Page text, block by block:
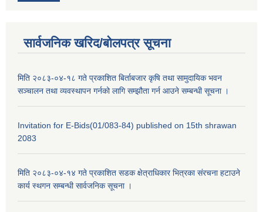
सार्वजनिक खरिद/बोलपत्र सूचना
मिति २०८३-०४-१८ गते प्रकाशित बिर्ताबजार कृषि तथा सामुदायिक भवन
सञ्चालन तथा व्यवस्थापन गर्नको लागि सम्झौता गर्न आउने सम्बन्धी सूचना ।
Invitation for E-Bids(01/083-84) published on 15th shrawan
2083
मिति २०८३-०४-१४ गते प्रकाशित सडक क्षेत्राधिकार भित्रका संरचना हटाउने
कार्य स्थगन सम्बन्धी सार्वजनिक सूचना ।